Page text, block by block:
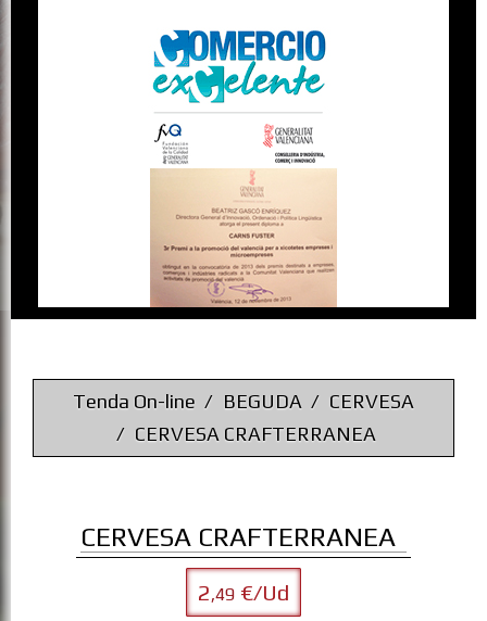
Tenda On-line BEGUDA
CERVESA
CERVESA CRAFTERRANEA
CERVESA CRAFTERRANEA
2,49 €/Ud